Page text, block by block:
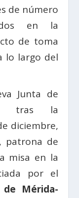
de número
en la
de toma
lo largo del
Junta de
tras la
diciembre,
, patrona de
misa en la
por el
de Mérida-